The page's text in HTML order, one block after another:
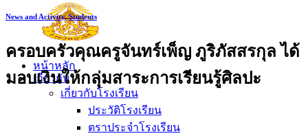
หน้าหลัก
เกี่ยวกับ
เกี่ยวกับโรงเรียน
ประวัติโรงเรียน
ตราประจำโรงเรียน
News and Activity,Students
ครอบครัวคุณครูจันทร์เพ็ญ ภูริภัสสรกุล ได้
มอบเงินให้กลุ่มสาระการเรียนรู้ศิลปะ